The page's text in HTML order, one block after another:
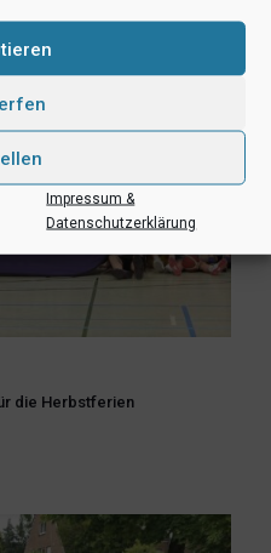
Impressum &
Datenschutzerklärung
die Herbstferien